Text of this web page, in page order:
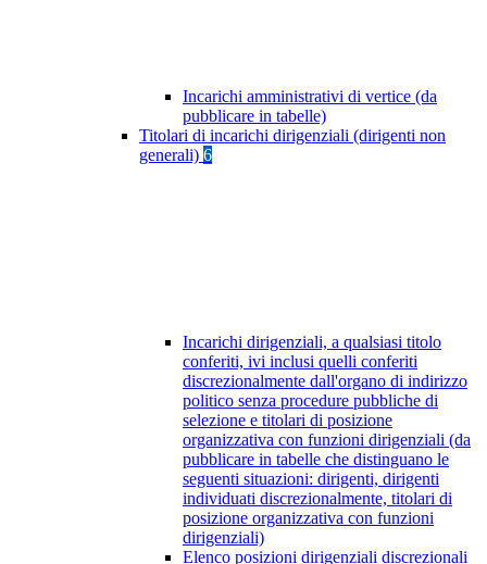
Incarichi amministrativi di vertice (da
pubblicare in tabelle)
Titolari di incarichi dirigenziali (dirigenti non
generali) 6
Incarichi dirigenziali, a qualsiasi titolo
conferiti, ivi inclusi quelli conferiti
discrezionalmente dall'organo di indirizzo
politico senza procedure pubbliche di
selezione e titolari di posizione
organizzativa con funzioni dirigenziali (da
pubblicare in tabelle che distinguano le
seguenti situazioni: dirigenti, dirigenti
individuati discrezionalmente, titolari di
posizione organizzativa con funzioni
dirigenziali)
Elenco posizioni dirigenziali discrezionali